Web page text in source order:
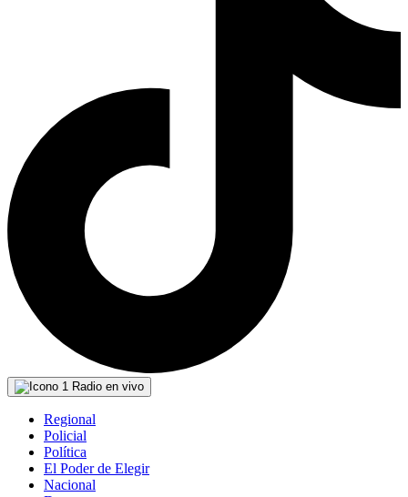
Radio en vivo
Regional
Policial
Política
El Poder de Elegir
Nacional